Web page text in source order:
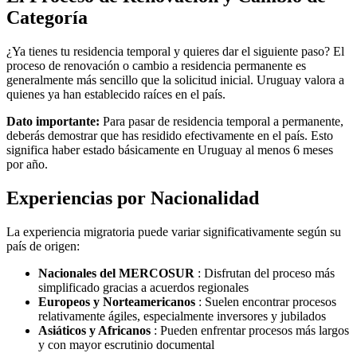
Categoría
¿Ya tienes tu residencia temporal y quieres dar el siguiente paso? El
proceso de renovación o cambio a residencia permanente es
generalmente más sencillo que la solicitud inicial. Uruguay valora a
quienes ya han establecido raíces en el país.
Dato importante: Para pasar de residencia temporal a permanente,
deberás demostrar que has residido efectivamente en el país. Esto
significa haber estado básicamente en Uruguay al menos 6 meses
por año.
Experiencias por Nacionalidad
La experiencia migratoria puede variar significativamente según su
país de origen:
Nacionales del MERCOSUR : Disfrutan del proceso más
simplificado gracias a acuerdos regionales
Europeos y Norteamericanos : Suelen encontrar procesos
relativamente ágiles, especialmente inversores y jubilados
Asiáticos y Africanos : Pueden enfrentar procesos más largos
y con mayor escrutinio documental